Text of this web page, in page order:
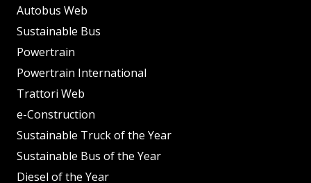
Autobus Web
Sustainable Bus
Powertrain
Powertrain International
Trattori Web
e-Construction
Sustainable Truck of the Year
Sustainable Bus of the Year
Diesel of the Year